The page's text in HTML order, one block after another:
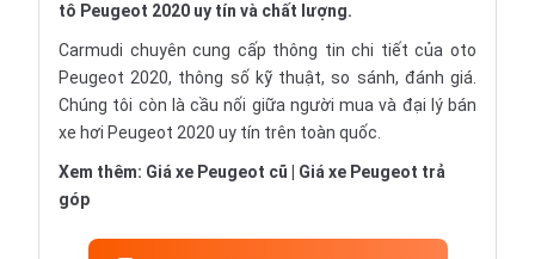
tô Peugeot 2020 uy tín và chất lượng.
Carmudi chuyên cung cấp thông tin chi tiết của oto
Peugeot 2020, thông số kỹ thuật, so sánh, đánh giá.
Chúng tôi còn là cầu nối giữa người mua và đại lý bán
xe hơi Peugeot 2020 uy tín trên toàn quốc.
Xem thêm: Giá xe Peugeot cũ
Giá xe Peugeot trả
góp